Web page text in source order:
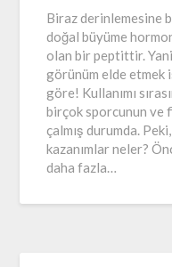
Biraz derinlemesine
doğal büyüme
olan bir peptittir.
görünüm elde etmek
göre! Kullanımı
birçok sporcunun ve
çalmış durumda.
kazanımlar neler?
daha fazla…